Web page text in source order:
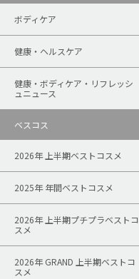
ボディケア
健康・ヘルスケア
健康・ボディケア・リフレッシ
ュニュース
ベスコス
2026年 上半期ベストコスメ
2025年 年間ベストコスメ
2026年 上半期プチプラベストコ
スメ
2026年 GRAND 上半期ベストコ
スメ